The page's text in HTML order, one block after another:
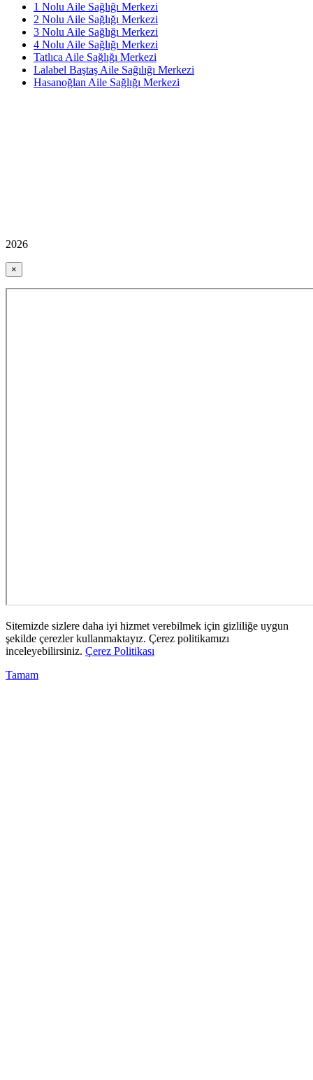
1 Nolu Aile Sağlığı Merkezi
2 Nolu Aile Sağlığı Merkezi
3 Nolu Aile Sağlığı Merkezi
4 Nolu Aile Sağlığı Merkezi
Tatlıca Aile Sağlığı Merkezi
Lalabel Baştaş Aile Sağılığı Merkezi
Hasanoğlan Aile Sağlığı Merkezi
2026
×
Sitemizde sizlere daha iyi hizmet verebilmek için gizliliğe uygun
şekilde çerezler kullanmaktayız. Çerez politikamızı
inceleyebilirsiniz. Çerez Politikası
Tamam